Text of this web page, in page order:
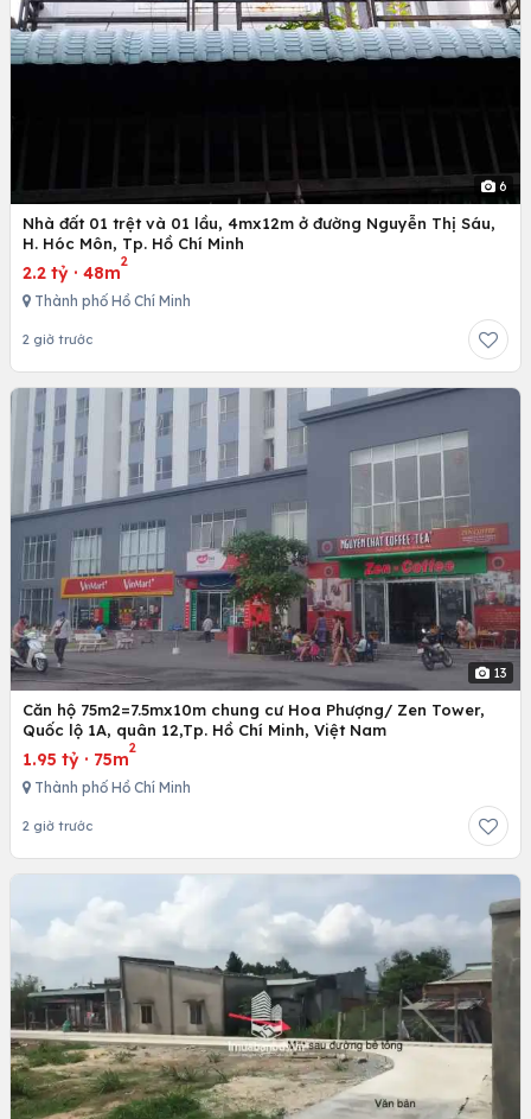
6
Nhà đất 01 trệt và 01 lầu, 4mx12m ở đường Nguyễn Thị Sáu,
H. Hóc Môn, Tp. Hồ Chí Minh
2.2 tỷ · 48m
2
Thành phố Hồ Chí Minh
2 giờ trước
13
Căn hộ 75m2=7.5mx10m chung cư Hoa Phượng/ Zen Tower,
Quốc lộ 1A, quân 12,Tp. Hồ Chí Minh, Việt Nam
1.95 tỷ · 75m
2
Thành phố Hồ Chí Minh
2 giờ trước